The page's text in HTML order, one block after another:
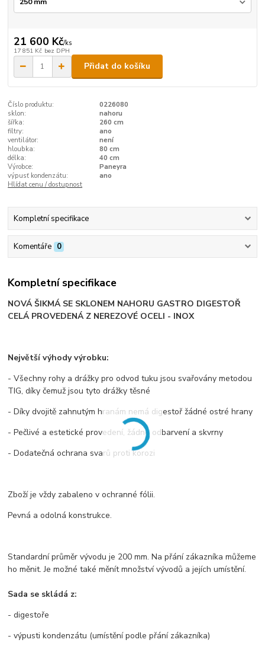
21 600 Kč/ks
17 851 Kč bez DPH
Přidat do košíku
Číslo produktu:
0226080
sklon:
nahoru
šířka:
260 cm
filtry:
ano
ventilátor:
není
hloubka:
80 cm
délka:
40 cm
Výrobce:
Paneyra
výpusť kondenzátu:
ano
Hlídat cenu / dostupnost
Kompletní specifikace
Komentáře 0
Kompletní specifikace
NOVÁ ŠIKMÁ SE SKLONEM NAHORU GASTRO DIGESTOŘ
CELÁ PROVEDENÁ Z NEREZOVÉ OCELI - INOX
Největší výhody výrobku:
- Všechny rohy a drážky pro odvod tuku jsou svařovány metodou
TIG, díky čemuž jsou tyto drážky těsné
- Díky dvojitě zahnutým hranám nemá digestoř žádné ostré hrany
- Pečlivé a estetické provedení, žádné odbarvení a skvrny
- Dodatečná ochrana svarů proti korozi
Zboží je vždy zabaleno v ochranné fólii.
Pevná a odolná konstrukce.
Standardní průměr vývodu je 200 mm. Na přání zákazníka můžeme
ho měnit. Je možné také měnít množství vývodů a jejích umístění.
Sada se skládá z:
- digestoře
- výpusti kondenzátu (umístění podle přání zákazníka)